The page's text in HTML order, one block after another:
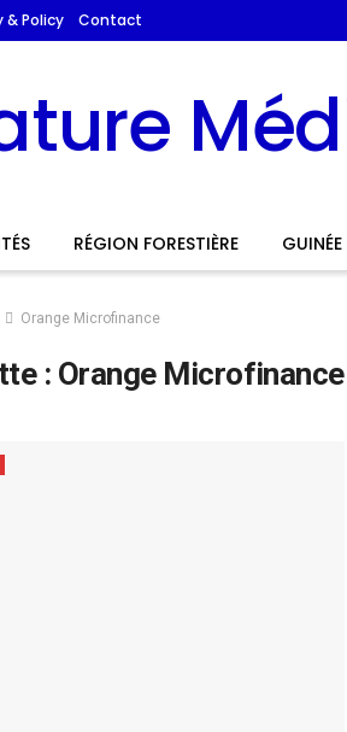
& Policy Contact
RÉGION FORESTIÈRE GUINÉE
Orange Microfinance
: Orange Microfinance